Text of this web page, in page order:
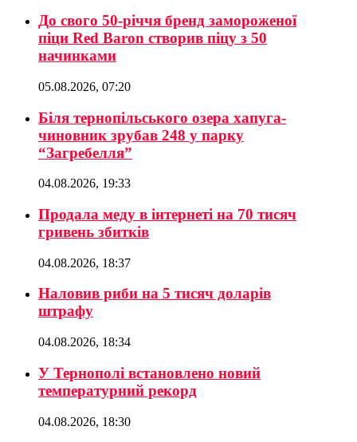
До свого 50-річчя бренд замороженої
піци Red Baron створив піцу з 50
начинками
05.08.2026, 07:20
Біля тернопільського озера хапуга-
чиновник зрубав 248 у парку
“Загребелля”
04.08.2026, 19:33
Продала меду в інтернеті на 70 тисяч
гривень збитків
04.08.2026, 18:37
Наловив риби на 5 тисяч доларів
штрафу
04.08.2026, 18:34
У Тернополі встановлено новий
температурний рекорд
04.08.2026, 18:30